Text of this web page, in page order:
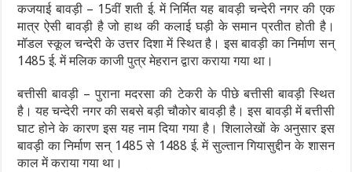
कजयाई बावड़ी – 15वीं शती ई. में निर्मित यह बावड़ी चन्देरी नगर की एक
मात्र ऐसी बावड़ी है जो हाथ की कलाई घड़ी के समान प्रतीत होती है।
मॉडल स्कूल चन्देरी के उत्तर दिशा में स्थित है। इस बावड़ी का निर्माण सन्
1485 ई. में मलिक काजी पुत्र मेहरान द्वारा कराया गया था।
बत्तीसी बावड़ी – पुराना मदरसा की टेकरी के पीछे बत्तीसी बावड़ी स्थित
है। यह चन्देरी नगर की सबसे बड़ी चौकोर बावड़ी है। इस बावड़ी में बत्तीसी
घाट होने के कारण इस यह नाम दिया गया है। शिलालेखों के अनुसार इस
बावड़ी का निर्माण सन् 1485 से 1488 ई. में सुल्तान गियासुद्दीन के शासन
काल में कराया गया था।